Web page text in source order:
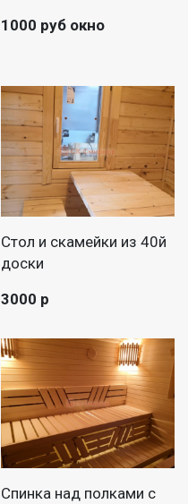
1000 руб окно
Стол и скамейки из 40й
доски
3000 р
Спинка над полками с